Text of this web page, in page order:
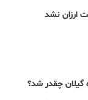
گیلان چقدر شد؟